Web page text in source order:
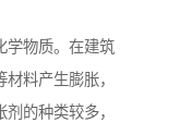
学物质。在建筑
料产生膨胀，
的种类较多，